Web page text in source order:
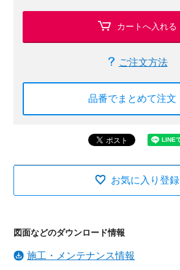
カートへ入れる
ご注文方法
品番でまとめて注文
お気に入り登録
図面などのダウンロード情報
施工・メンテナンス情報